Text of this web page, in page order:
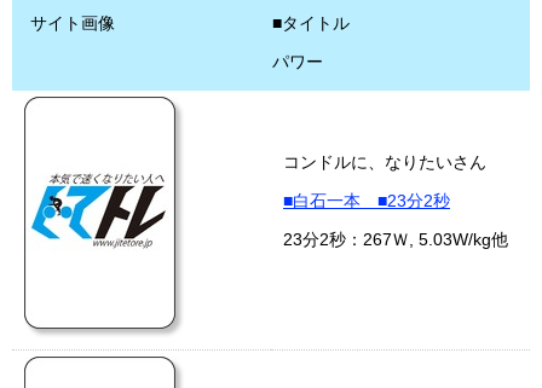
サイト画像
■タイトル
パワー
コンドルに、なりたいさん
■白石一本 ■23分2秒
23分2秒：267Ｗ, 5.03W/kg他